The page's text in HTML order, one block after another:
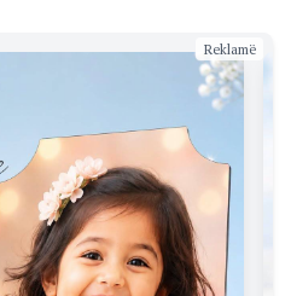
Reklamë